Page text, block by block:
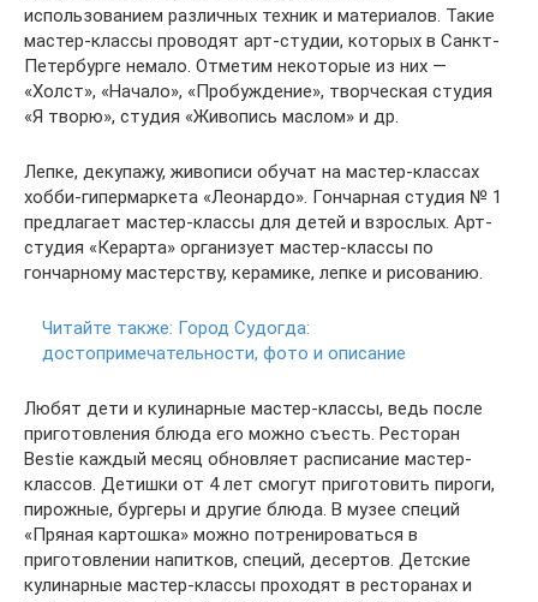
использованием различных техник и материалов. Такие
мастер-классы проводят арт-студии, которых в Санкт-
Петербурге немало. Отметим некоторые из них —
«Холст», «Начало», «Пробуждение», творческая студия
«Я творю», студия «Живопись маслом» и др.
Лепке, декупажу, живописи обучат на мастер-классах
хобби-гипермаркета «Леонардо». Гончарная студия № 1
предлагает мастер-классы для детей и взрослых. Арт-
студия «Керарта» организует мастер-классы по
гончарному мастерству, керамике, лепке и рисованию.
Читайте также: Город Судогда:
достопримечательности, фото и описание
Любят дети и кулинарные мастер-классы, ведь после
приготовления блюда его можно съесть. Ресторан
Bestie каждый месяц обновляет расписание мастер-
классов. Детишки от 4 лет смогут приготовить пироги,
пирожные, бургеры и другие блюда. В музее специй
«Пряная картошка» можно потренироваться в
приготовлении напитков, специй, десертов. Детские
кулинарные мастер-классы проходят в ресторанах и